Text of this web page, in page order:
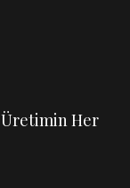
Üretimin Her